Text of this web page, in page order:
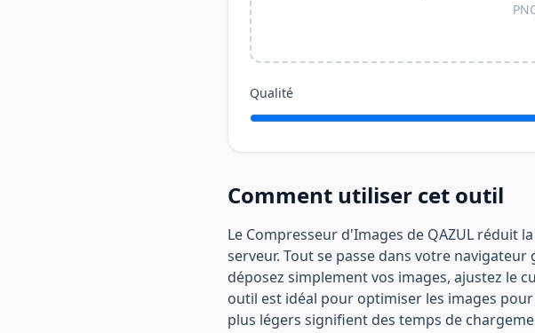
Qualité
Comment utiliser cet outil
Le Compresseur d'Images de QAZUL réduit
serveur. Tout se passe dans votre
déposez simplement vos images, ajustez le
outil est idéal pour optimiser les images
plus légers signifient des temps de